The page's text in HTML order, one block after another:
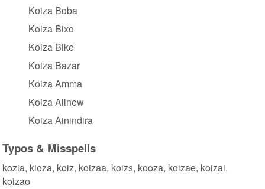
Koiza Boba
Koiza Bixo
Koiza Bike
Koiza Bazar
Koiza Amma
Koiza Allnew
Koiza Ainindira
Typos & Misspells
kozia, kioza, koiz, koizaa, koizs, kooza, koizae, koizai,
koizao